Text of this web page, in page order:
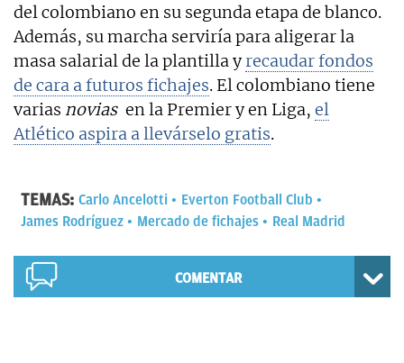
del colombiano en su segunda etapa de blanco.
Además, su marcha serviría para aligerar la
masa salarial de la plantilla yrecaudar fondos
de cara a futuros fichajes. El colombiano tiene
varias novias en la Premier y en Liga, el
Atlético aspira a llevárselo gratis.
TEMAS: Carlo Ancelotti
Everton Football Club
James Rodríguez
Mercado de fichajes Real Madrid
COMENTAR